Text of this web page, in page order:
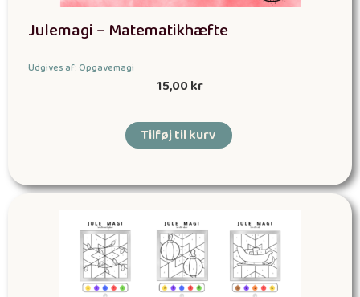
Julemagi – Matematikhæfte
Udgives af: Opgavemagi
15,00kr
Tilføj til kurv